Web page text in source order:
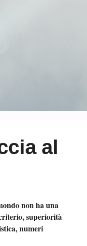
al
non ha una
superiorità
numeri